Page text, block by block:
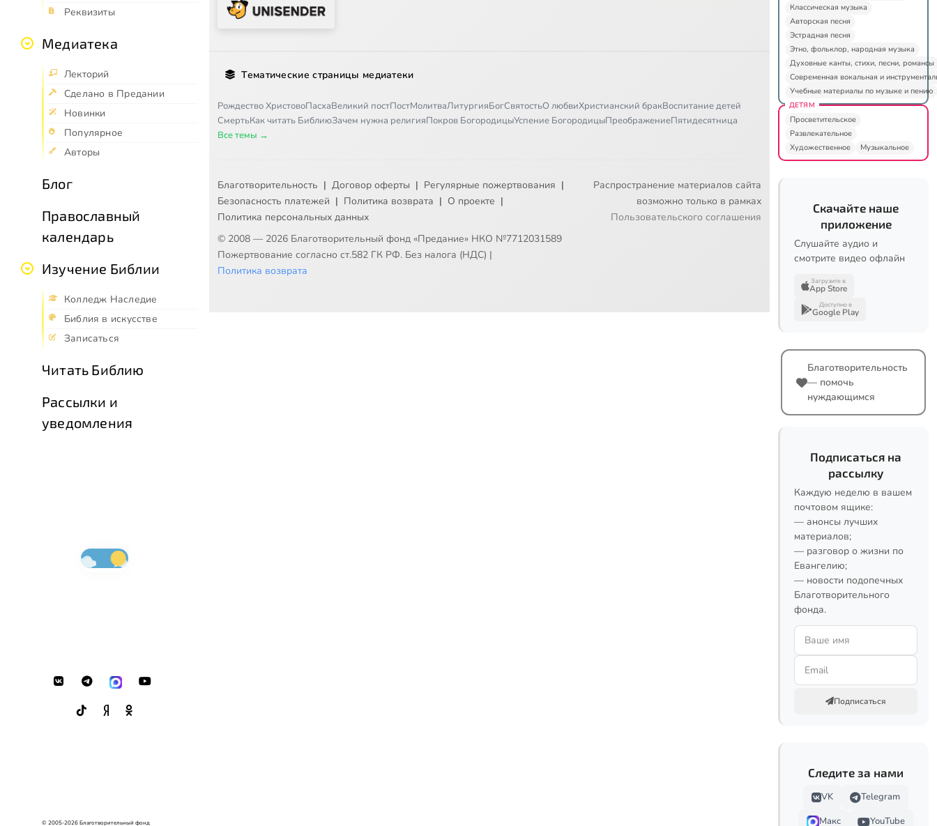
Реквизиты
Медиатека
Лекторий
Сделано в Предании
Новинки
Популярное
Авторы
Блог
Православный
календарь
Изучение Библии
Колледж Наследие
Библия в искусстве
Записаться
Читать Библию
Рассылки и
уведомления
© 2005-2026 Благотворительный фонд
Тематические страницы медиатеки
Рождество ХристовоПасхаВеликий постПостМолитваЛитургияБогСвятостьО любвиХристианский бракВоспитание детей
СмертьКак читать БиблиюЗачем нужна религияПокров БогородицыУспение БогородицыПреображениеПятидесятница
Все темы →
Благотворительность | Договор оферты | Регулярные пожертвования |
Безопасность платежей | Политика возврата | О проекте |
Политика персональных данных
© 2008 — 2026 Благотворительный фонд «Предание» НКО №7712031589
Пожертвование согласно ст.582 ГК РФ. Без налога (НДС) |
Политика возврата
Распространение материалов сайта
возможно только в рамках
Пользовательского соглашения
Классическая музыка
Авторская песня
Эстрадная песня
Этно, фольклор, народная музыка
Духовные канты, стихи, песни, романсы
Современная вокальная и
Учебные материалы по музыке и пению
ДЕТЯМ
Просветительское
Развлекательное
Художественное
Музыкальное
Скачайте наше
приложение
Слушайте аудио и
смотрите видео офлайн
Загрузите в
App Store
Доступно в
Google Play
Благотворительность
— помочь
нуждающимся
Подписаться на
рассылку
Каждую неделю в вашем
почтовом ящике:
— анонсы лучших
материалов;
— разговор о жизни по
Евангелию;
— новости подопечных
Благотворительного
фонда.
Подписаться
Следите за нами
VK
Telegram
Макс
YouTube